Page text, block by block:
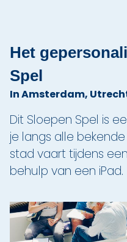
Alle evenementen
Cadeaubon
De sloep
Nu reserveren
Klassieke sloep
XL Lounge sloep
Contact
Het
Spel
In Amsterdam,
Dit Sloepen Spel is
je langs alle
stad vaart tijdens
behulp van een iPad.